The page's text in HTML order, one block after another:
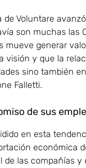
Voluntare
son muchas las
mueve generar
visión y que la
sino también
Falletti.
de sus
en esta
económica
de las compañías y